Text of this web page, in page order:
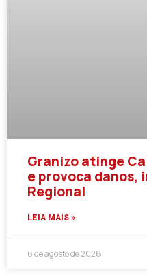
Granizo atinge
e provoca danos,
Regional
LEIA MAIS »
6 de agosto de 2026